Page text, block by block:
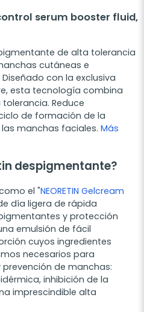
serum booster fluid,
de alta tolerancia
cutáneas e
con la exclusiva
esta tecnología combina
Reduce
de formación de la
manchas faciales. Más
despigmentante?
el "NEORETIN Gelcream
día ligera de rápida
y protección
emulsión de fácil
cuyos ingredientes
necesarios para
de manchas:
inhibición de la
imprescindible alta